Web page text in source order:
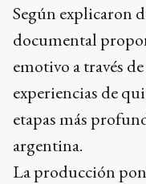
Según explicaron
documental
emotivo a través
experiencias de
etapas más
argentina.
La producción